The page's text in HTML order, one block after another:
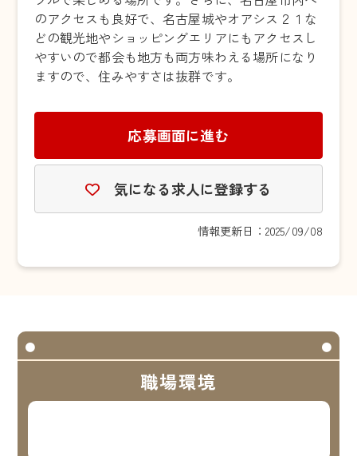
のアクセスも良好で、名古屋城やオアシス２１な
どの観光地やショッピングエリアにもアクセスし
やすいので都会も地方も両方味わえる場所になり
ますので、住みやすさは抜群です。
応募画面に進む
気になる求人に登録する
情報更新日：2025/09/08
職場環境